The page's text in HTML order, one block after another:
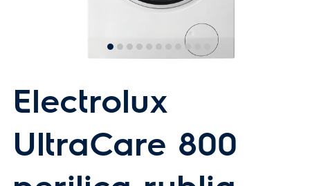
Electrolux
UltraCare 800